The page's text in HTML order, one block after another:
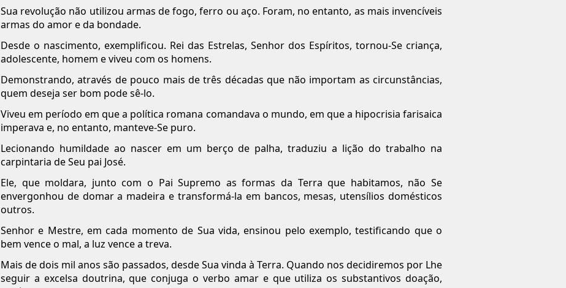
Sua revolução não utilizou armas de fogo, ferro ou aço. Foram, no entanto, as mais invencíveis
armas do amor e da bondade.
Desde o nascimento, exemplificou. Rei das Estrelas, Senhor dos Espíritos, tornou-Se criança,
adolescente, homem e viveu com os homens.
Demonstrando, através de pouco mais de três décadas que não importam as circunstâncias,
quem deseja ser bom pode sê-lo.
Viveu em período em que a política romana comandava o mundo, em que a hipocrisia farisaica
imperava e, no entanto, manteve-Se puro.
Lecionando humildade ao nascer em um berço de palha, traduziu a lição do trabalho na
carpintaria de Seu pai José.
Ele, que moldara, junto com o Pai Supremo as formas da Terra que habitamos, não Se
envergonhou de domar a madeira e transformá-la em bancos, mesas, utensílios domésticos
outros.
Senhor e Mestre, em cada momento de Sua vida, ensinou pelo exemplo, testificando que o
bem vence o mal, a luz vence a treva.
Mais de dois mil anos são passados, desde Sua vinda à Terra. Quando nos decidiremos por Lhe
seguir a excelsa doutrina, que conjuga o verbo amar e que utiliza os substantivos doação,